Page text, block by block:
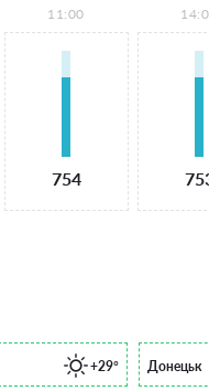
11:00
754
+29° Донецьк